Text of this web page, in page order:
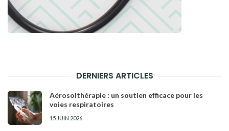
DERNIERS ARTICLES
Aérosolthérapie : un soutien efficace pour les
voies respiratoires
15 JUIN 2026